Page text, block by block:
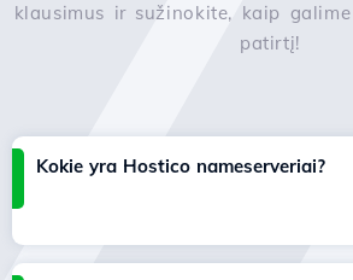
klausimus ir sužinokite, kaip
patirtį!
Kokie yra Hostico nameserveriai?